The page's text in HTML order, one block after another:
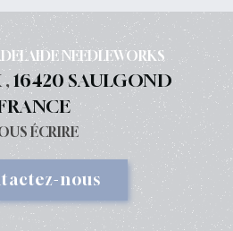
NEEDLEWORKS
,16420 SAULGOND
ÉCRIRE
nous